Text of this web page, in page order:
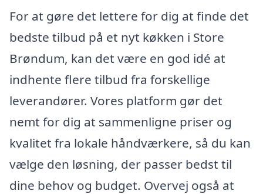
For at gøre det lettere for dig at finde det
bedste tilbud på et nyt køkken i Store
Brøndum, kan det være en god idé at
indhente flere tilbud fra forskellige
leverandører. Vores platform gør det
nemt for dig at sammenligne priser og
kvalitet fra lokale håndværkere, så du kan
vælge den løsning, der passer bedst til
dine behov og budget. Overvej også at